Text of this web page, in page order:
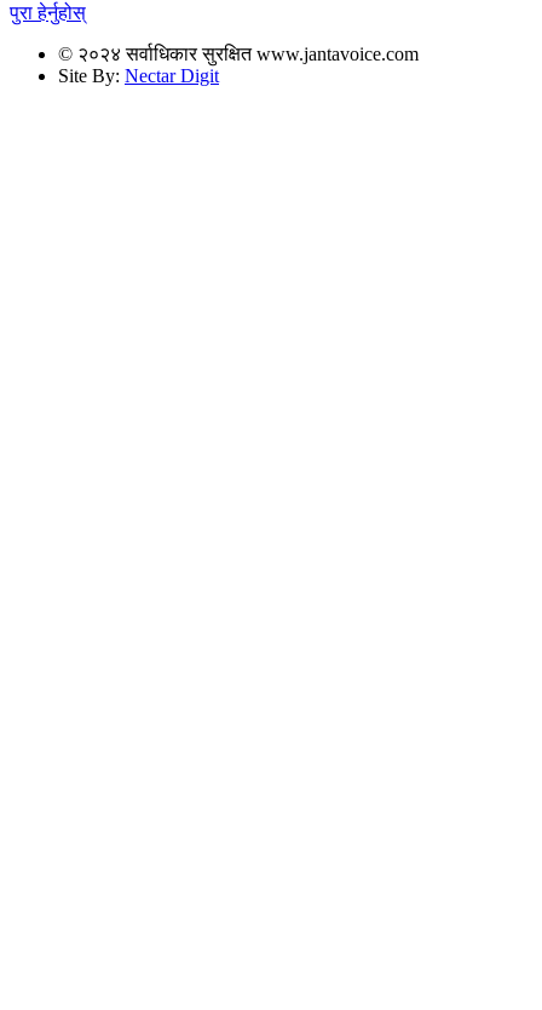
पुरा हेर्नुहोस्
© २०२४ सर्वाधिकार सुरक्षित www.jantavoice.com
Site By: Nectar Digit